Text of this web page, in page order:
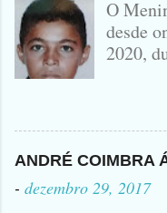
O
desde
2020,
ANDRÉ COIMBRA
- dezembro 29, 2017